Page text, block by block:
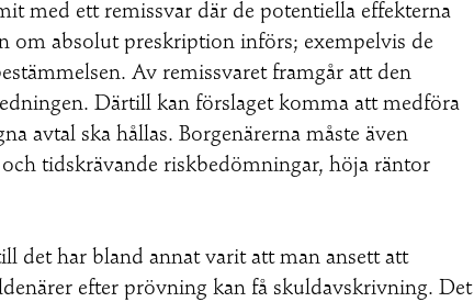
med ett remissvar där de potentiella effekterna
om absolut preskription införs; exempelvis de
Av remissvaret framgår att den
Därtill kan förslaget komma att medföra
avtal ska hållas. Borgenärerna måste även
tidskrävande riskbedömningar, höja räntor
det har bland annat varit att man ansett att
efter prövning kan få skuldavskrivning. Det